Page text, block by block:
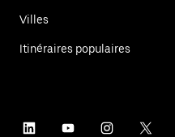
Villes
Itinéraires populaires